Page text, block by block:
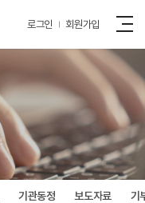
로그인 회원가입
기관동정 보도자료 기